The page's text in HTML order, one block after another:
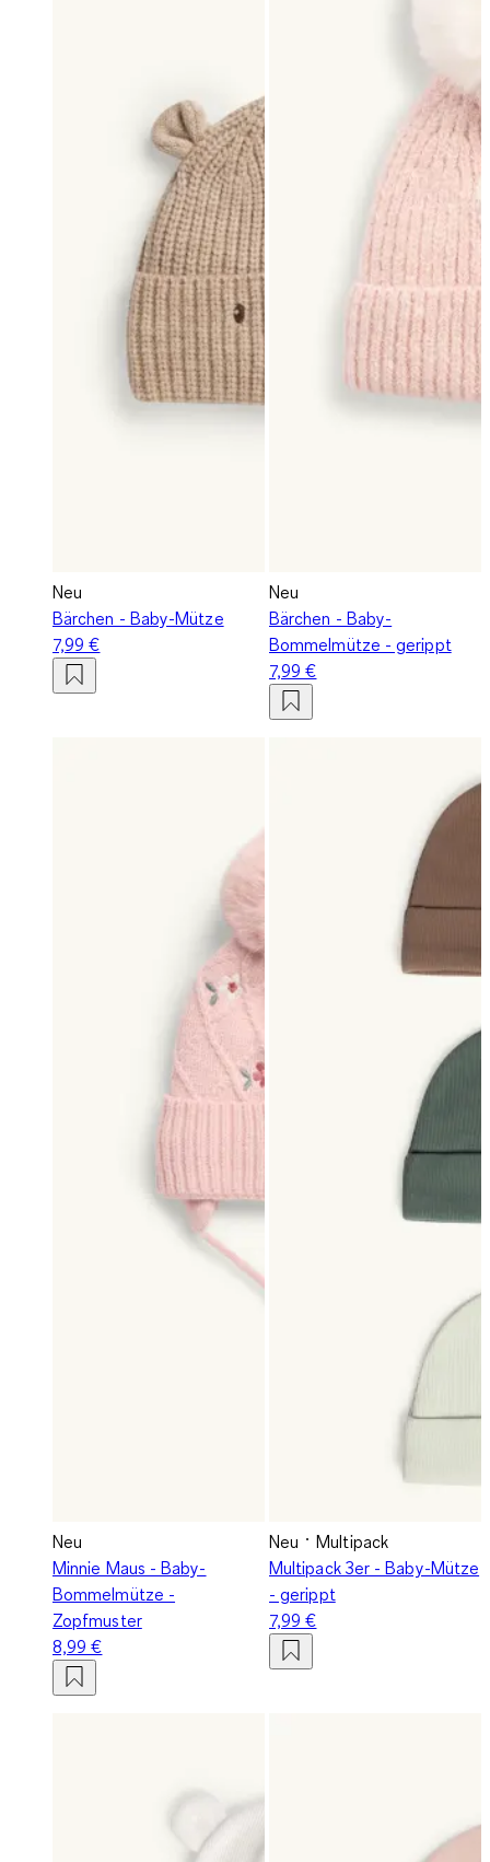
Neu
Bärchen - Baby-Mütze
7,99 €
Neu
Bärchen - Baby-
Bommelmütze - gerippt
7,99 €
Neu
Minnie Maus - Baby-
Bommelmütze -
Zopfmuster
8,99 €
Neu
Multipack
Multipack 3er - Baby-Mütze
- gerippt
7,99 €